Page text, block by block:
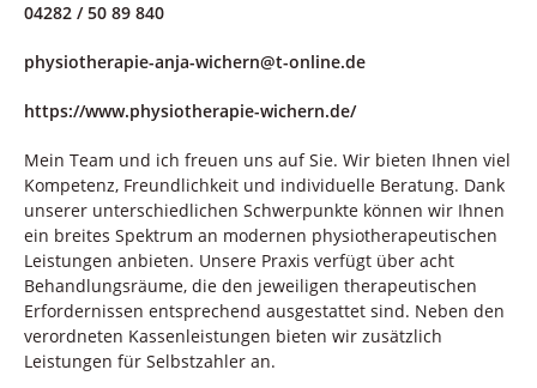
04282 / 50 89 840
physiotherapie-anja-wichern@t-online.de
https://www.physiotherapie-wichern.de/
Mein Team und ich freuen uns auf Sie. Wir bieten Ihnen viel
Kompetenz, Freundlichkeit und individuelle Beratung. Dank
unserer unterschiedlichen Schwerpunkte können wir Ihnen
ein breites Spektrum an modernen physiotherapeutischen
Leistungen anbieten. Unsere Praxis verfügt über acht
Behandlungsräume, die den jeweiligen therapeutischen
Erfordernissen entsprechend ausgestattet sind. Neben den
verordneten Kassenleistungen bieten wir zusätzlich
Leistungen für Selbstzahler an.